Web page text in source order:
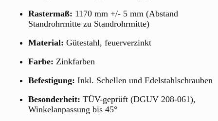
Rastermaß: 1170 mm +/- 5 mm (Abstand
Standrohrmitte zu Standrohrmitte)
Material: Gütestahl, feuerverzinkt
Farbe: Zinkfarben
Befestigung: Inkl. Schellen und Edelstahlschrauben
Besonderheit: TÜV-geprüft (DGUV 208-061),
Winkelanpassung bis 45°